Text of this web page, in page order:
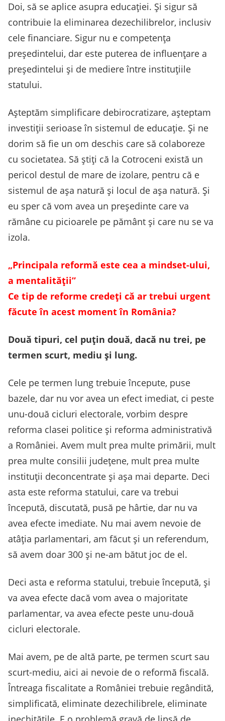
Doi, să se aplice asupra educației. Și sigur să
contribuie la eliminarea dezechilibrelor, inclusiv
cele financiare. Sigur nu e competența
președintelui, dar este puterea de influențare a
președintelui și de mediere între instituțiile
statului.
Așteptăm simplificare debirocratizare, așteptam
investiții serioase în sistemul de educație. Și ne
dorim să fie un om deschis care să colaboreze
cu societatea. Să știți că la Cotroceni există un
pericol destul de mare de izolare, pentru că e
sistemul de așa natură și locul de așa natură. Și
eu sper că vom avea un președinte care va
rămâne cu picioarele pe pământ și care nu se va
izola.
„Principala reformă este cea a mindset-ului,
a mentalității”
Ce tip de reforme credeți că ar trebui urgent
făcute în acest moment în România?
Două tipuri, cel puțin două, dacă nu trei, pe
termen scurt, mediu și lung.
Cele pe termen lung trebuie începute, puse
bazele, dar nu vor avea un efect imediat, ci peste
unu-două cicluri electorale, vorbim despre
reforma clasei politice și reforma administrativă
a României. Avem mult prea multe primării, mult
prea multe consilii județene, mult prea multe
instituții deconcentrate și așa mai departe. Deci
asta este reforma statului, care va trebui
începută, discutată, pusă pe hârtie, dar nu va
avea efecte imediate. Nu mai avem nevoie de
atâția parlamentari, am făcut și un referendum,
să avem doar 300 și ne-am bătut joc de el.
Deci asta e reforma statului, trebuie începută, și
va avea efecte dacă vom avea o majoritate
parlamentar, va avea efecte peste unu-două
cicluri electorale.
Mai avem, pe de altă parte, pe termen scurt sau
scurt-mediu, aici ai nevoie de o reformă fiscală.
Întreaga fiscalitate a României trebuie regândită,
simplificată, eliminate dezechilibrele, eliminate